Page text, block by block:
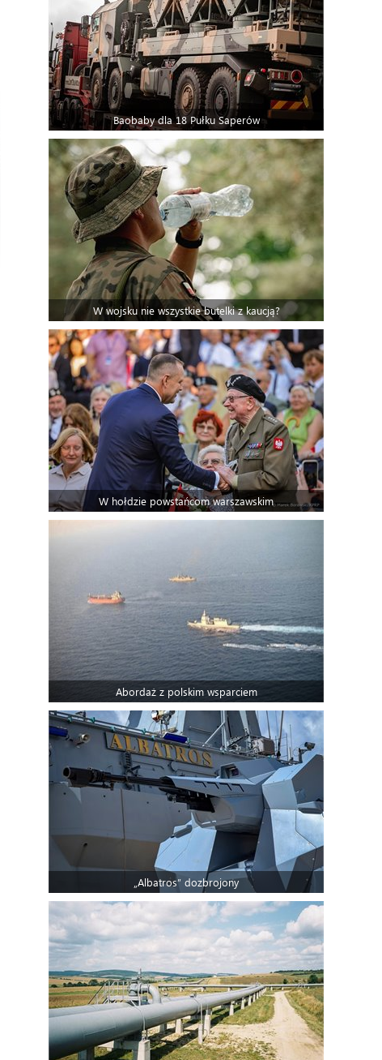
Baobaby dla 18 Pułku Saperów
W wojsku nie wszystkie butelki z kaucją?
W hołdzie powstańcom warszawskim
Abordaż z polskim wsparciem
„Albatros” dozbrojony